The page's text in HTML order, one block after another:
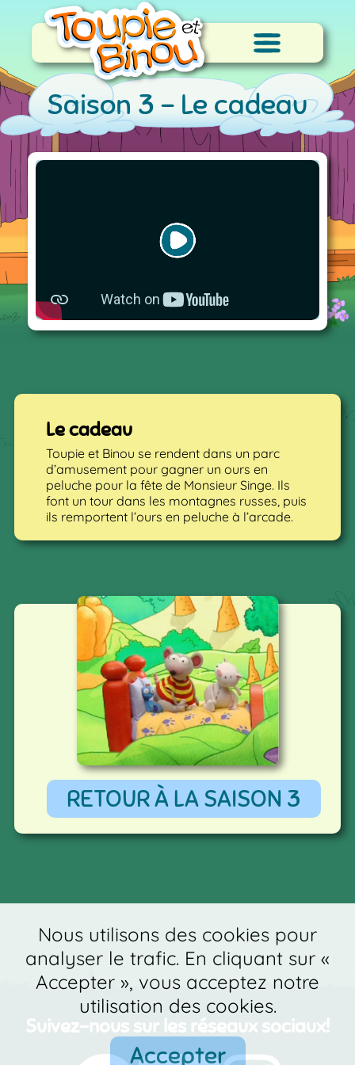
Saison 3 - Le cadeau
Le cadeau
Toupie et Binou se rendent dans un parc
d’amusement pour gagner un ours en
peluche pour la fête de Monsieur Singe. Ils
font un tour dans les montagnes russes, puis
ils remportent l’ours en peluche à l’arcade.
RETOUR À LA SAISON 3
Suivez-nous sur les réseaux sociaux!
Nous utilisons des cookies pour
analyser le trafic. En cliquant sur «
Accepter », vous acceptez notre
utilisation des cookies.
Accepter